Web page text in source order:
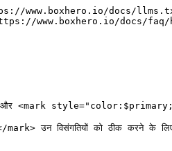
www.boxhero.io/docs/
www.boxhero.io/docs/
style="color:$primary;">`स्टॉक
उन विसंगतियों को ठीक करने के